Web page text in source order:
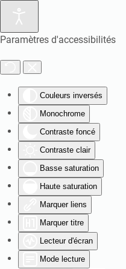
Paramètres d'accessibilités
Couleurs inversés
Monochrome
Contraste foncé
Contraste clair
Basse saturation
Haute saturation
Marquer liens
Marquer titre
Lecteur d'écran
Mode lecture